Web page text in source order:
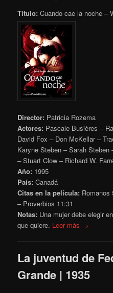
Título: Cuando cae la noche –
Director: Patricia Rozema
Actores: Pascale Busières –
David Fox – Don McKellar –
Karyne Steben – Sarah
– Stuart Clow – Richard W.
Año: 1995
País: Canadá
Citas en la película: Romanos
– Proverbios 11:31
Notas: Una mujer debe elegir
que quiere. Leer más →
La juventud de
Grande | 1935